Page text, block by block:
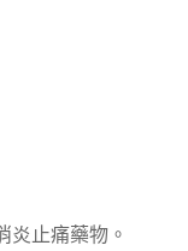
炎止痛藥物。